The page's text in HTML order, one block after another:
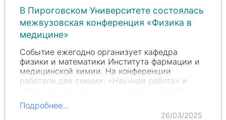
В Пироговском Университете состоялась
межвузовская конференция «Физика в
медицине»
Событие ежегодно организует кафедра
физики и математики Института фармации и
медицинской химии. На конференции
работали две секции: «Научная работа» и
Подробнее...
26/03/2025